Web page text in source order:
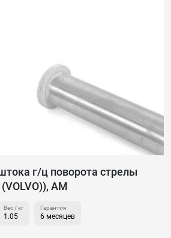
г/ц поворота стрелы
AM
Вес / кг
1.05
Гарантия
6 месяцев